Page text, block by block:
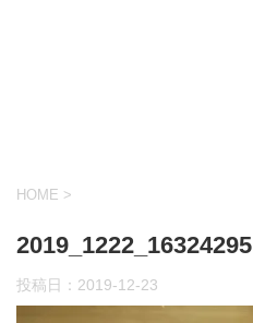
HOME >
2019_1222_16324295
投稿日： 2019-12-23